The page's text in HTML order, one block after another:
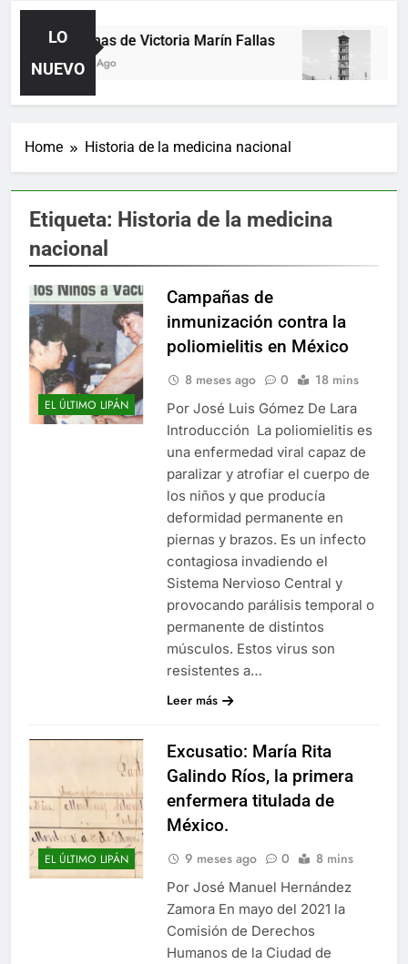
LO
NUEVO
Poemas de Victoria Marín Fallas
2 Días Ago
Home Historia de la medicina nacional
Etiqueta: Historia de la medicina
nacional
EL ÚLTIMO LIPÁN
Campañas de
inmunización contra la
poliomielitis en México
8 meses ago 0 18 mins
Por José Luis Gómez De Lara
Introducción La poliomielitis es
una enfermedad viral capaz de
paralizar y atrofiar el cuerpo de
los niños y que producía
deformidad permanente en
piernas y brazos. Es un infecto
contagiosa invadiendo el
Sistema Nervioso Central y
provocando parálisis temporal o
permanente de distintos
músculos. Estos virus son
resistentes a…
Leer más
EL ÚLTIMO LIPÁN
Excusatio: María Rita
Galindo Ríos, la primera
enfermera titulada de
México.
9 meses ago 0 8 mins
Por José Manuel Hernández
Zamora En mayo del 2021 la
Comisión de Derechos
Humanos de la Ciudad de